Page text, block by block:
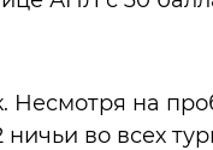
Несмотря на
во всех